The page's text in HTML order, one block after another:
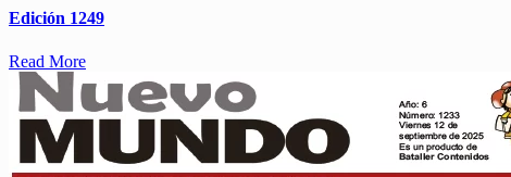
Edición 1249
Read More